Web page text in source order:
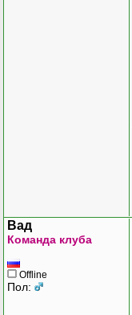
Вад
Команда клуба
Offline
Пол: